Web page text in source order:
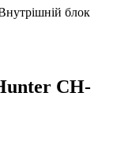
блок
CH-